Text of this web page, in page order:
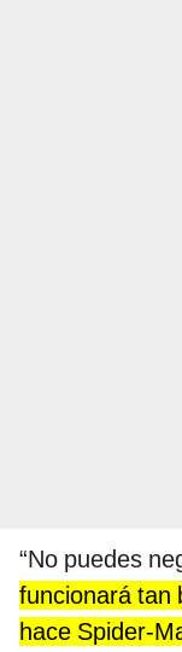
“No puedes
funcionará tan
hace Spider-